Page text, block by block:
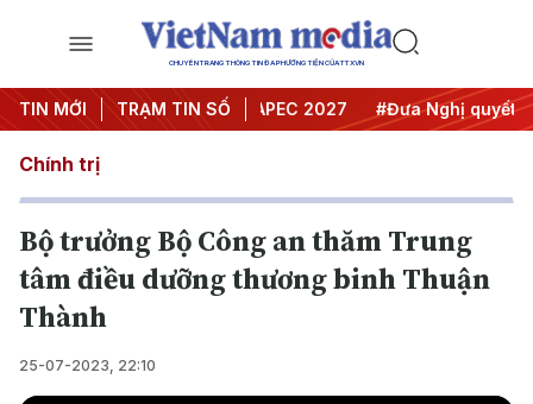
CHUYÊN TRANG THÔNG TIN ĐA PHƯƠNG TIỆN CỦA TTXVN
TIN MỚI TRẠM TIN SỐ
nghị Trung ương 3 #APEC 2027 #Đưa Nghị quyết
Chính trị
Bộ trưởng Bộ Công an thăm Trung
tâm điều dưỡng thương binh Thuận
Thành
25-07-2023, 22:10